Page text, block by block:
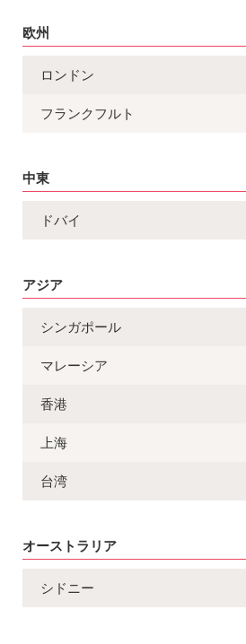
欧州
ロンドン
フランクフルト
中東
ドバイ
アジア
シンガポール
マレーシア
香港
上海
台湾
オーストラリア
シドニー